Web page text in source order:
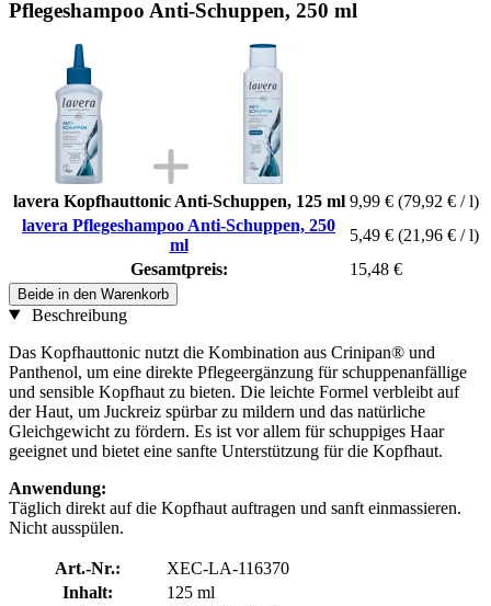
Pflegeshampoo Anti-Schuppen, 250 ml
lavera Kopfhauttonic Anti-Schuppen, 125 ml 9,99 € (79,92 € / l)
lavera Pflegeshampoo Anti-Schuppen, 250
ml
5,49 € (21,96 € / l)
Gesamtpreis:
15,48 €
Beide in den Warenkorb
Beschreibung
Das Kopfhauttonic nutzt die Kombination aus Crinipan® und
Panthenol, um eine direkte Pflegeergänzung für schuppenanfällige
und sensible Kopfhaut zu bieten. Die leichte Formel verbleibt auf
der Haut, um Juckreiz spürbar zu mildern und das natürliche
Gleichgewicht zu fördern. Es ist vor allem für schuppiges Haar
geeignet und bietet eine sanfte Unterstützung für die Kopfhaut.
Anwendung:
Täglich direkt auf die Kopfhaut auftragen und sanft einmassieren.
Nicht ausspülen.
Art.-Nr.:
XEC-LA-116370
Inhalt:
125 ml